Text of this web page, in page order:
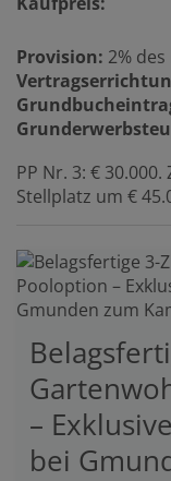
Provision: 2%
PP Nr. 3: €
Stellplatz um €
–
bei